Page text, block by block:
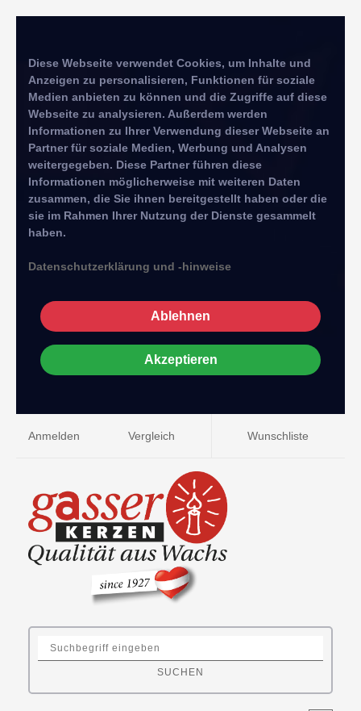
Diese Webseite verwendet Cookies, um Inhalte und
Anzeigen zu personalisieren, Funktionen für soziale
Medien anbieten zu können und die Zugriffe auf diese
Webseite zu analysieren. Außerdem werden
Informationen zu Ihrer Verwendung dieser Webseite an
Partner für soziale Medien, Werbung und Analysen
weitergegeben. Diese Partner führen diese
Informationen möglicherweise mit weiteren Daten
zusammen, die Sie ihnen bereitgestellt haben oder die
sie im Rahmen Ihrer Nutzung der Dienste gesammelt
haben.
Datenschutzerklärung und -hinweise
Ablehnen
Akzeptieren
Anmelden Vergleich Wunschliste
SUCHEN